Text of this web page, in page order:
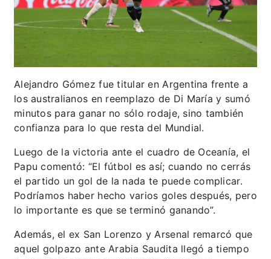
Alejandro Gómez fue titular en Argentina frente a
los australianos en reemplazo de Di María y sumó
minutos para ganar no sólo rodaje, sino también
confianza para lo que resta del Mundial.
Luego de la victoria ante el cuadro de Oceanía, el
Papu comentó: “El fútbol es así; cuando no cerrás
el partido un gol de la nada te puede complicar.
Podríamos haber hecho varios goles después, pero
lo importante es que se terminó ganando”.
Además, el ex San Lorenzo y Arsenal remarcó que
aquel golpazo ante Arabia Saudita llegó a tiempo